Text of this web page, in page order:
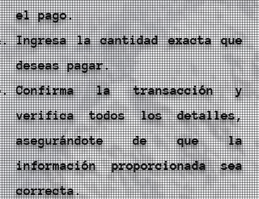
el pago.
Ingresa la cantidad exacta que
deseas pagar.
Confirma la transacción y
verifica todos los detalles,
asegurándote de que la
información proporcionada sea
correcta.